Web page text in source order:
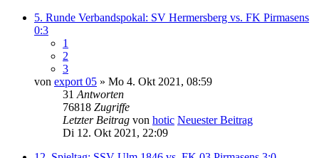
5. Runde Verbandspokal: SV Hermersberg vs. FK Pirmasens
0:3
1
2
3
von export 05 » Mo 4. Okt 2021, 08:59
31 Antworten
76818 Zugriffe
Letzter Beitrag von hotic Neuester Beitrag
Di 12. Okt 2021, 22:09